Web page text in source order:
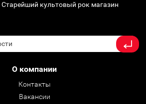
Старейший культовый рок магазин
О компании
Контакты
Вакансии